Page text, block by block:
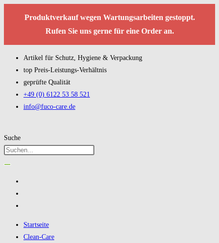
Produktverkauf wegen Wartungsarbeiten gestoppt.
Rufen Sie uns gerne für eine Order an.
Artikel für Schutz, Hygiene & Verpackung
top Preis-Leistungs-Verhältnis
geprüfte Qualität
+49 (0) 6122 53 58 521
info@fuco-care.de
Suche
Startseite
Clean-Care